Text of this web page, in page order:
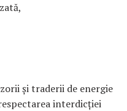
și traderii de energie
interdicției